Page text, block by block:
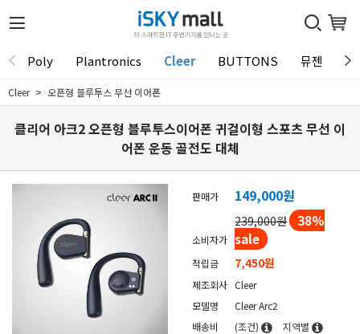
Poly Plantronics Cleer BUTTONS 뮤젠
Cleer 오픈형 블루투스 무선 이어폰
클리어 아크2 오픈형 블루투스이어폰 귀걸이형 스포츠 무선 이
어폰 운동 골전도 대체
판매가 149,000원
소비자가
239,000원 38%
sale
적립금 7,450원
제조회사 Cleer
모델명
Cleer Arc2
배송비
(조건)
지역별